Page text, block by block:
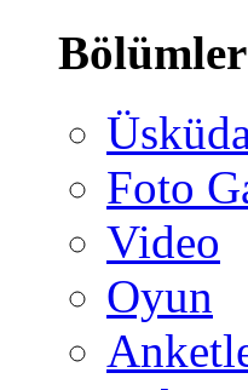
Bölümler
Foto
Video
Oyun